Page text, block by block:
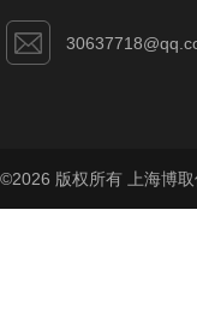
©2026 版权所有 上海博